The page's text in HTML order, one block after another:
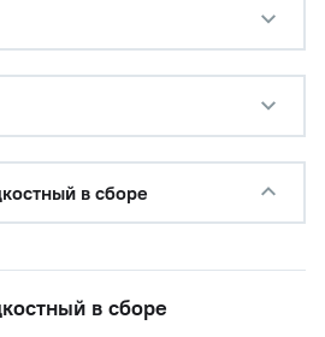
в сборе
в сборе